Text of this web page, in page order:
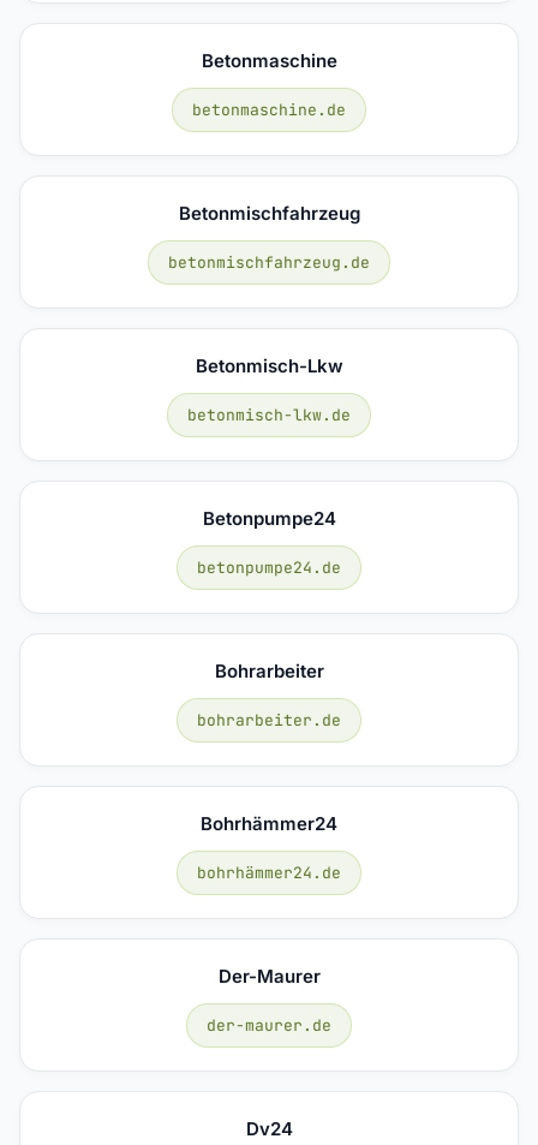
Betonmaschine
betonmaschine.de
Betonmischfahrzeug
betonmischfahrzeug.de
Betonmisch-Lkw
betonmisch-lkw.de
Betonpumpe24
betonpumpe24.de
Bohrarbeiter
bohrarbeiter.de
Bohrhämmer24
bohrhämmer24.de
Der-Maurer
der-maurer.de
Dv24